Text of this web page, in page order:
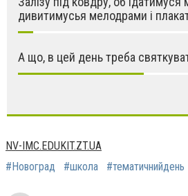
дивитимусья мелодрами і
А що, в цей день треба
NV-IMC.EDUKIT.ZT.UA
#Новоград
#школа #тематичнийдень